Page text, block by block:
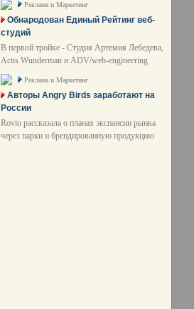
Реклама и Маркетинг
Обнародован Единый Рейтинг веб-
студий
В первой тройке - Студия Артемия Лебедева,
Actis Wunderman и ADV/web-engineering
Реклама и Маркетинг
Авторы Angry Birds заработают на
России
Rovio рассказала о планах экспансии рынка
через парки и брендированную продукцию